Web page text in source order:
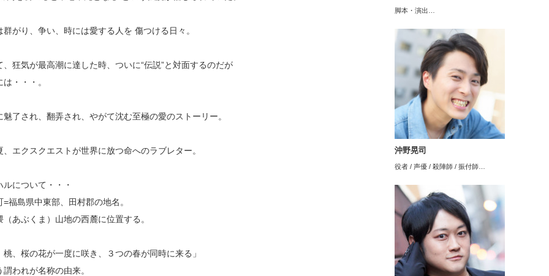
群がり、争い、時には愛する人を 傷つける日々。
、狂気が最高潮に達した時、ついに“伝説”と対面するのだが
・・・。
魅了され、翻弄され、やがて沈む至極の愛のストーリー。
、エクスクエストが世界に放つ命へのラブレター。
について・・・
=福島県中東部、田村郡の地名。
（あぶくま）山地の西麓に位置する。
桃、桜の花が一度に咲き、３つの春が同時に来る」
謂われが名称の由来。
脚本・演出…
沖野晃司
役者 / 声優 / 殺陣師 / 振付師…